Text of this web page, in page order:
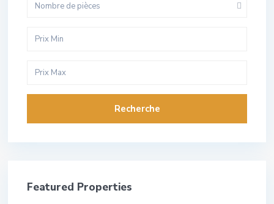
Nombre de pièces
Recherche
Featured Properties